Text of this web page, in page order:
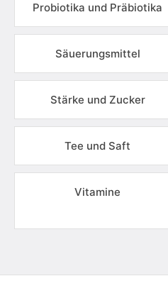
Probiotika und Präbiotika
Säuerungsmittel
Stärke und Zucker
Tee und Saft
Vitamine